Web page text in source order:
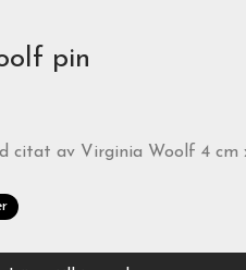
pin
citat av Virginia Woolf 4 cm